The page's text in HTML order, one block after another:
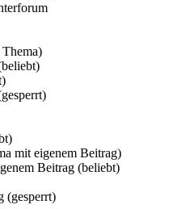
Thema)
mit eigenem Beitrag)
Beitrag (beliebt)
(gesperrt)